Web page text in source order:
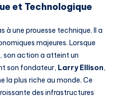
et Technologique
à une prouesse technique. Il a
majeures. Lorsque
son action a atteint un
son fondateur, Larry Ellison,
la plus riche au monde. Ce
des infrastructures